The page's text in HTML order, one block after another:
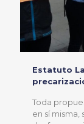
Estatuto
Toda
en sí